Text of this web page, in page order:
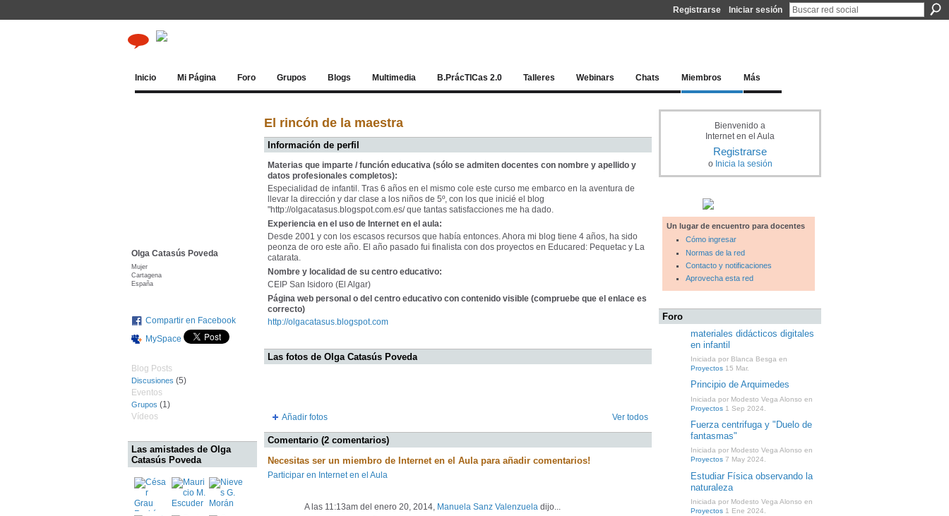
Registrarse Iniciar sesión
Inicio Mi Página Foro Grupos Blogs Multimedia B.PrácTICas 2.0 Talleres Webinars Chats Miembros Más
Olga Catasús Poveda
Mujer
Cartagena
España
Compartir en Facebook
MySpace
Blog Posts
Discusiones (5)
Eventos
Grupos (1)
Vídeos
Las amistades de Olga
Catasús Poveda
El rincón de la maestra
Información de perfil
Materias que imparte / función educativa (sólo se admiten docentes con nombre y apellido y
datos profesionales completos):
Especialidad de infantil. Tras 6 años en el mismo cole este curso me embarco en la aventura de
llevar la dirección y dar clase a los niños de 5º, con los que inicié el blog
"http://olgacatasus.blogspot.com.es/ que tantas satisfacciones me ha dado.
Experiencia en el uso de Internet en el aula:
Desde 2001 y con los escasos recursos que había entonces. Ahora mi blog tiene 4 años, ha sido
peonza de oro este año. El año pasado fui finalista con dos proyectos en Educared: Pequetac y La
catarata.
Nombre y localidad de su centro educativo:
CEIP San Isidoro (El Algar)
Página web personal o del centro educativo con contenido visible (compruebe que el enlace es
correcto)
http://olgacatasus.blogspot.com
Las fotos de Olga Catasús Poveda
Añadir fotos Ver todos
Comentario (2 comentarios)
Necesitas ser un miembro de Internet en el Aula para añadir comentarios!
Participar en Internet en el Aula
A las 11:13am del enero 20, 2014, Manuela Sanz Valenzuela dijo...
Bienvenido a
Internet en el Aula
Registrarse
o Inicia la sesión
Un lugar de encuentro para docentes
Cómo ingresar
Normas de la red
Contacto y notificaciones
Aprovecha esta red
Foro
materiales didácticos digitales
en infantil
Iniciada por Blanca Besga en
Proyectos 15 Mar.
Principio de Arquimedes
Iniciada por Modesto Vega Alonso en
Proyectos 1 Sep 2024.
Fuerza centrifuga y "Duelo de
fantasmas"
Iniciada por Modesto Vega Alonso en
Proyectos 7 May 2024.
Estudiar Física observando la
naturaleza
Iniciada por Modesto Vega Alonso en
Proyectos 1 Ene 2024.